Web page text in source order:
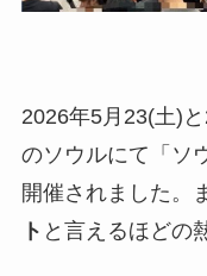
2026年5月23(土)
のソウルにて「ソ
開催されました。
ト と言えるほどの